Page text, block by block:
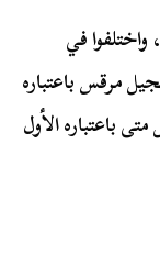
في
مرقس باعتباره
باعتباره الأول